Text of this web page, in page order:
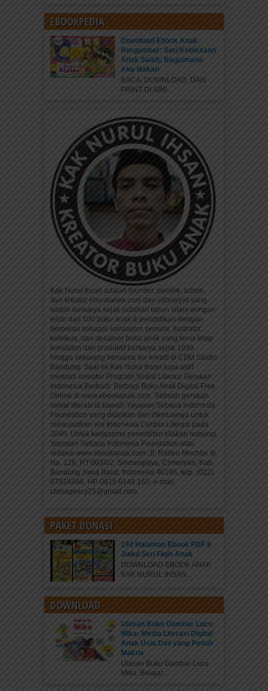
EBOOKPEDIA
Download Ebook Anak
Bergambar: Seri Kebiasaan
Anak Saleh; Bagaimana
Aku Makan
BACA, DOWNLOAD, DAN
PRINT DI SINI...
Kak Nurul Ihsan adalah founder, pemilik, admin,
dan kreator ebookanak.com dan elibrary.id yang
sudah berkarya sejak puluhan tahun silam dengan
lebih dari 500 buku anak & pendidikan dengan
berperan sebagai konseptor, penulis, ilustrator,
komikus, dan desainer buku anak yang terus tetap
konsisten dan produktif berkarya sejak 1999
hingga sekarang bersama tim kreatif di CBM Studio
Bandung. Saat ini Kak Nurul Ihsan juga aktif
menjadi inisiator Program Sosial Literasi Gerakan
Indonesia Berbudi: Berbagi Buku Anak Digital Free
Online di www.ebookanak.com. Sebuah gerakan
sosial literasi di bawah Yayasan Sebaca Indonesia
Foundation yang didirikan dan diketuainya untuk
mewujudkan visi Indonesia Cerdas Literasi pada
2045. Untuk kerjasama penerbitan silakan hubungi
Yayasan Sebaca Indonesia Foundation atau
redaksi www.ebookanak.com: Jl. Raden Mochtar III,
No. 126, RT 003/02, Sindanglaya, Cimenyan, Kab.
Bandung Jawa Barat, Indonesia 40195, telp. (022)
87824898, HP. 0815 6148 165. e-mail:
cbmagency25@gmail.com
PAKET DONASI
192 Halaman Ebook PDF 8
Judul Seri Fiqih Anak
DOWNLOAD EBOOK ANAK
KAK NURUL IHSAN...
DOWNLOAD
Ulasan Buku Gambar Lucu
Mika: Media Literasi Digital
Anak Usia Dini yang Penuh
Makna
Ulasan Buku Gambar Lucu
Mika: Belajar...